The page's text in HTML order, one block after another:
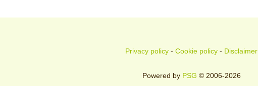
Privacy policy - Cookie policy - Disclaimer
Powered by PSG © 2006-2026